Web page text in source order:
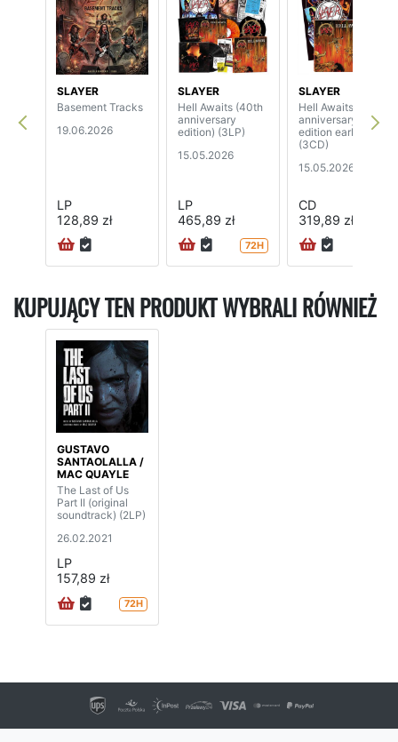
SLAYER
Basement Tracks
19.06.2026
LP
128,89 zł
SLAYER
Hell Awaits (40th
anniversary
edition) (3LP)
15.05.2026
LP
465,89 zł
72H
SLAYER
Hell Awaits (40th
anniversary
edition earbook)
(3CD)
15.05.2026
CD
319,89 zł
KUPUJĄCY TEN PRODUKT WYBRALI RÓWNIEŻ
GUSTAVO
SANTAOLALLA /
MAC QUAYLE
The Last of Us
Part II (original
soundtrack) (2LP)
26.02.2021
LP
157,89 zł
72H